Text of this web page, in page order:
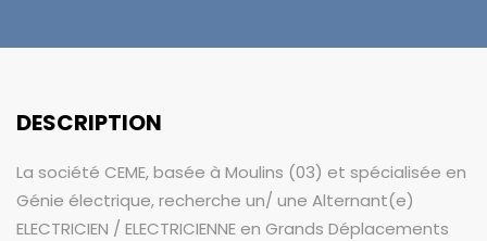
DESCRIPTION
La société CEME, basée à Moulins (03) et spécialisée en
Génie électrique, recherche un/ une Alternant(e)
ELECTRICIEN / ELECTRICIENNE en Grands Déplacements